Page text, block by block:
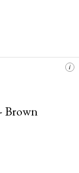
Brown